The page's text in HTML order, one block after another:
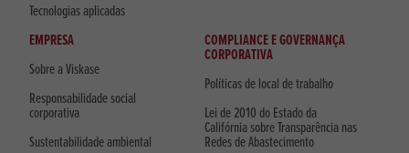
Tecnologias aplicadas
EMPRESA
Sobre a Viskase
Responsabilidade social
corporativa
Sustentabilidade ambiental
COMPLIANCE E GOVERNANÇA
CORPORATIVA
Políticas de local de trabalho
Lei de 2010 do Estado da
Califórnia sobre Transparência nas
Redes de Abastecimento